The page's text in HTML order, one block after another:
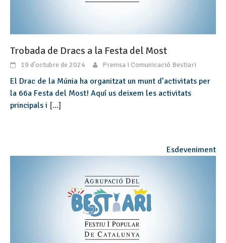
Trobada de Dracs a la Festa del Most
19 d'octubre de 2024 Premsa i Comunicació Bestiari
El Drac de la Múnia ha organitzat un munt d’activitats per
la 66a Festa del Most! Aquí us deixem les activitats
principals i [...]
Esdeveniment